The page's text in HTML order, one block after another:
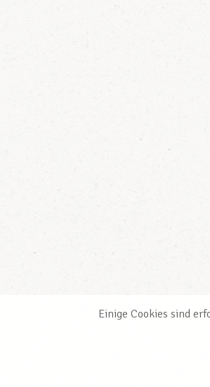
Einige Cookies sind